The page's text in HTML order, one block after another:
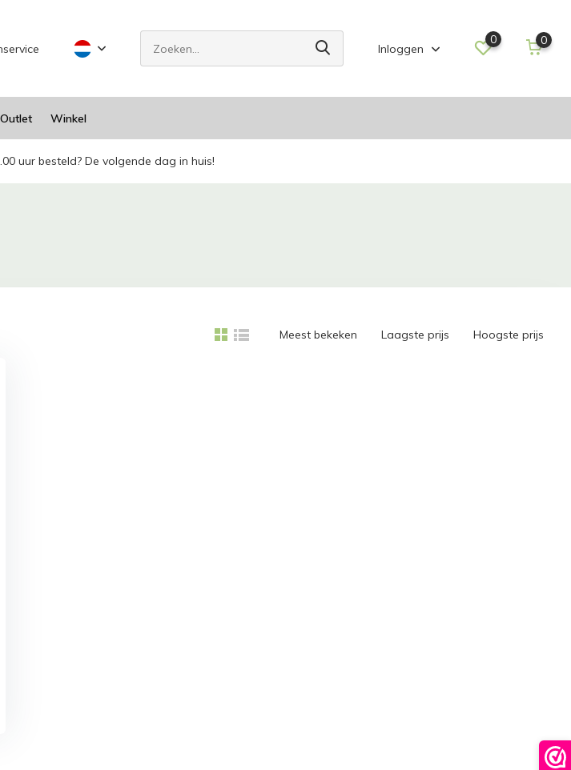
Inloggen
0 0
Outlet Winkel
uur besteld? De volgende dag in huis!
Meest bekeken Laagste prijs Hoogste prijs